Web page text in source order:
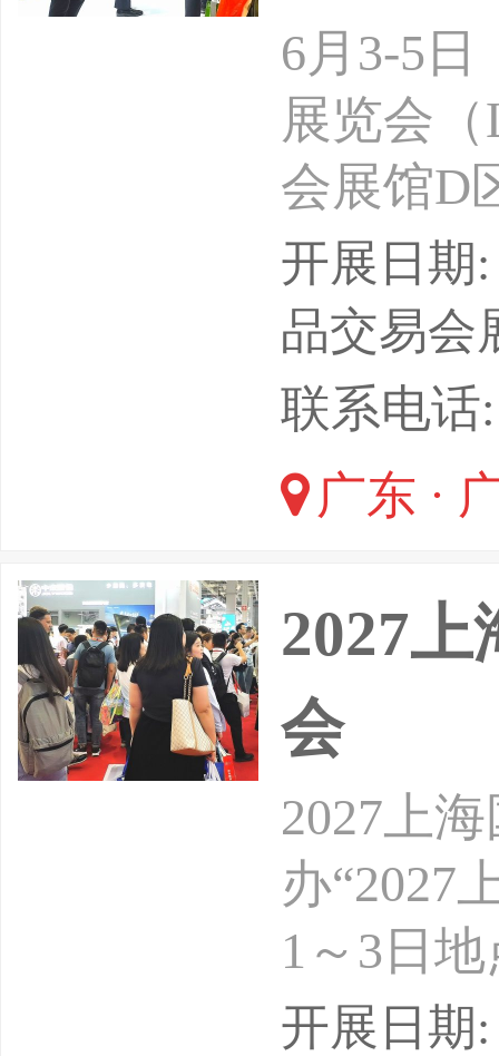
6月3-5
展览会（
会展馆D
工智能
期重磅
购对接
+物流到
覆盖当
开展日期
品交易会
联系电话
广东 ·
2027
会
2027上
办“2027
1～3日
概况：不
开展日期